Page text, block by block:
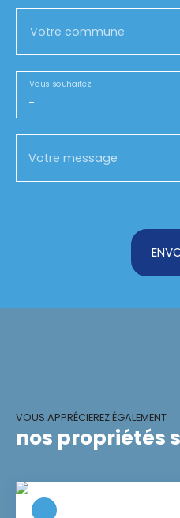
Votre commune
-
Vous souhaitez
Votre message
VOUS APPRÉCIEREZ ÉGALEMENT
nos propriétés